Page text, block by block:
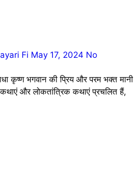
Fi May 17, 2024 No
और लोकतांत्रिक कथाएं प्रचलित हैं,